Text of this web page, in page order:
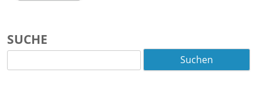
SUCHE
nach: